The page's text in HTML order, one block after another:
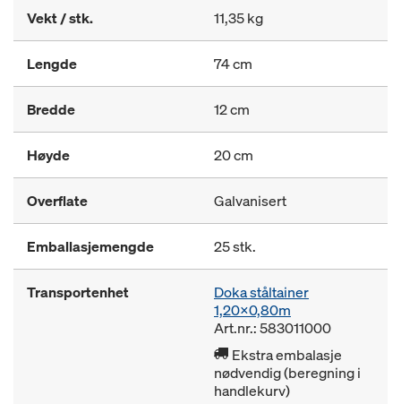
Vekt / stk. 11,35 kg
Lengde 74 cm
Bredde 12 cm
Høyde 20 cm
Overflate Galvanisert
Emballasjemengde 25 stk.
Transportenhet
Doka ståltainer
1,20x0,80m
Art.nr.: 583011000
Ekstra embalasje
nødvendig (beregning i
handlekurv)